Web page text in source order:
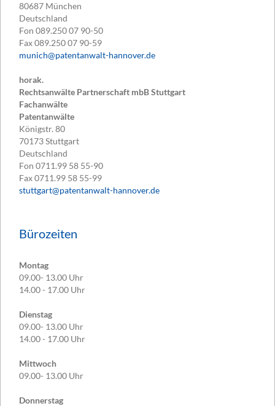
80687 München
Deutschland
Fon 089.250 07 90-50
Fax089.250 07 90-59
munich@patentanwalt-hannover.de
horak.
Rechtsanwälte Partnerschaft mbB Stuttgart
Fachanwälte
Patentanwälte
Königstr. 80
70173Stuttgart
Deutschland
Fon 0711.99 58 55-90
Fax0711.99 58 55-99
stuttgart@patentanwalt-hannover.de
Bürozeiten
Montag
09.00- 13.00 Uhr
14.00 - 17.00 Uhr
Dienstag
09.00- 13.00 Uhr
14.00 - 17.00 Uhr
Mittwoch
09.00- 13.00 Uhr
Donnerstag